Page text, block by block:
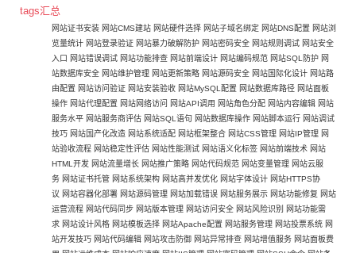
tags汇总
网站证书安装 网站CMS建站 网站硬件选择 网站子域名绑定 网站DNS配置 网站浏
览量统计 网站登录验证 网站暴力破解防护 网站密码安全 网站规则调试 网站安全
入口 网站错误调试 网站功能排查 网站前端设计 网站编码规范 网站SQL防护 网
站数据库安全 网站维护管理 网站更新策略 网站源码安全 网站国际化设计 网站路
由配置 网站访问验证 网站安装验收 网站MySQL配置 网站数据库路径 网站面板
操作 网站代理配置 网站网络访问 网站API调用 网站角色分配 网站内容编辑 网站
服务水平 网站服务商评估 网站SQL语句 网站数据库操作 网站脚本运行 网站调试
技巧 网站国产化改造 网站系统适配 网站框架整合 网站CSS管理 网站IP管理 网
站验收流程 网站稳定性评估 网站性能测试 网站语义化标签 网站前端技术 网站
HTML开发 网站流量增长 网站推广策略 网站代码规范 网站变量管理 网站云服
务 网站证书托管 网站系统架构 网站高并发优化 网站字体设计 网站HTTPS协
议 网站容器化部署 网站源码管理 网站加载错误 网站服务展示 网站功能修复 网站
运营流程 网站代码同步 网站版本管理 网站访问安全 网站风险识别
网站功能需
求 网站设计风格 网站模板选择 网站Apache配置 网站服务管理 网站投票系统 网
站开发技巧 网站代码编辑 网站攻击防御 网站异常排查 网站增值服务 网站面板费